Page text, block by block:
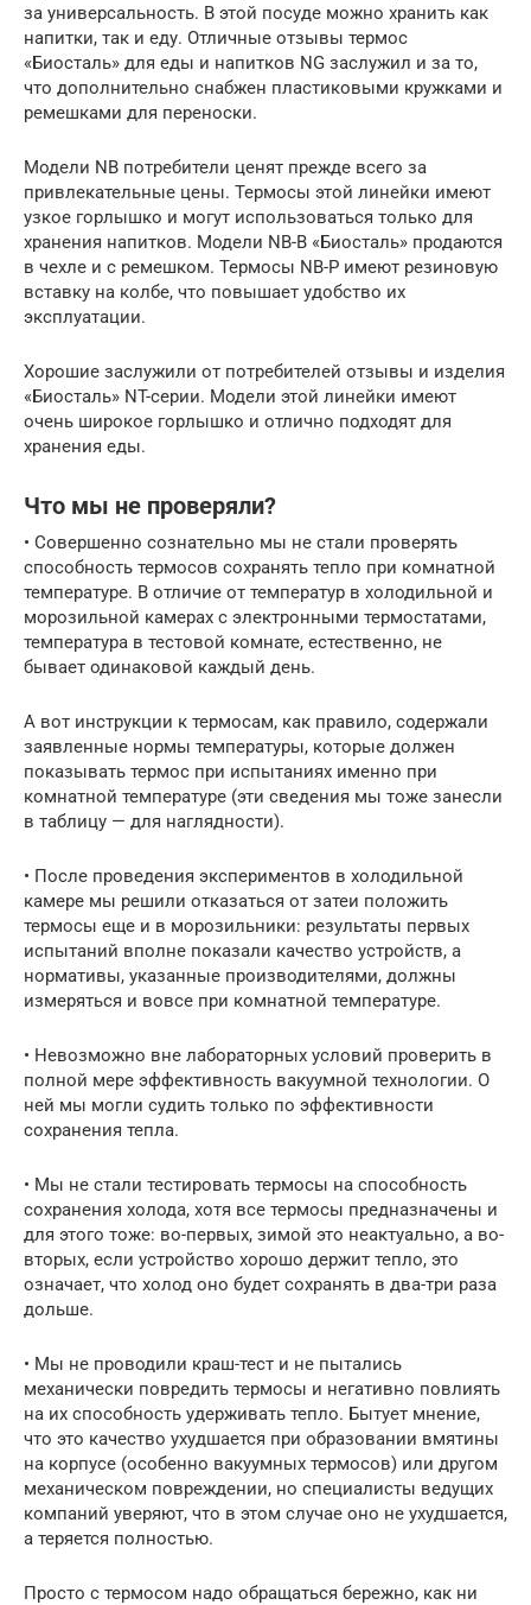
за универсальность. В этой посуде можно хранить как
напитки, так и еду. Отличные отзывы термос
«Биосталь» для еды и напитков NG заслужил и за то,
что дополнительно снабжен пластиковыми кружками и
ремешками для переноски.
Модели NB потребители ценят прежде всего за
привлекательные цены. Термосы этой линейки имеют
узкое горлышко и могут использоваться только для
хранения напитков. Модели NB-B «Биосталь» продаются
в чехле и с ремешком. Термосы NB-P имеют резиновую
вставку на колбе, что повышает удобство их
эксплуатации.
Хорошие заслужили от потребителей отзывы и изделия
«Биосталь» NT-серии. Модели этой линейки имеют
очень широкое горлышко и отлично подходят для
хранения еды.
Что мы не проверяли?
• Совершенно сознательно мы не стали проверять
способность термосов сохранять тепло при комнатной
температуре. В отличие от температур в холодильной и
морозильной камерах с электронными термостатами,
температура в тестовой комнате, естественно, не
бывает одинаковой каждый день.
А вот инструкции к термосам, как правило, содержали
заявленные нормы температуры, которые должен
показывать термос при испытаниях именно при
комнатной температуре (эти сведения мы тоже занесли
в таблицу — для наглядности).
• После проведения экспериментов в холодильной
камере мы решили отказаться от затеи положить
термосы еще и в морозильники: результаты первых
испытаний вполне показали качество устройств, а
нормативы, указанные производителями, должны
измеряться и вовсе при комнатной температуре.
• Невозможно вне лабораторных условий проверить в
полной мере эффективность вакуумной технологии. О
ней мы могли судить только по эффективности
сохранения тепла.
• Мы не стали тестировать термосы на способность
сохранения холода, хотя все термосы предназначены и
для этого тоже: во-первых, зимой это неактуально, а во-
вторых, если устройство хорошо держит тепло, это
означает, что холод оно будет сохранять в два-три раза
дольше.
• Мы не проводили краш-тест и не пытались
механически повредить термосы и негативно повлиять
на их способность удерживать тепло. Бытует мнение,
что это качество ухудшается при образовании вмятины
на корпусе (особенно вакуумных термосов) или другом
механическом повреждении, но специалисты ведущих
компаний уверяют, что в этом случае оно не ухудшается,
а теряется полностью.
Просто с термосом надо обращаться бережно, как ни